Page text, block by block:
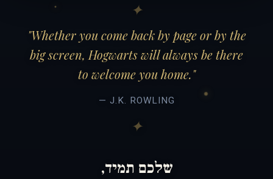
"Whether you come back by page or by the
big screen, Hogwarts will always be there
to welcome you home."
— J.K. ROWLING
שלכם תמיד,